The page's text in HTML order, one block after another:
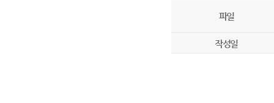
파일
작성일